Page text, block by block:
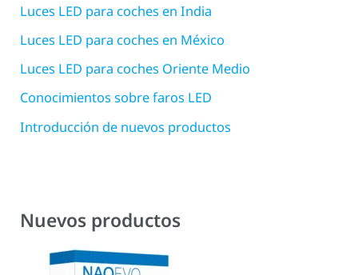
Luces LED para coches en India
Luces LED para coches en México
Luces LED para coches Oriente Medio
Conocimientos sobre faros LED
Introducción de nuevos productos
Nuevos productos